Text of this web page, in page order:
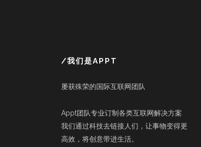
/我们是APPT
屡获殊荣的国际互联网团队
Appt团队专业订制各类互联网解决方案
我们通过科技去链接人们，让事物变得更
高效，将创意带进生活。